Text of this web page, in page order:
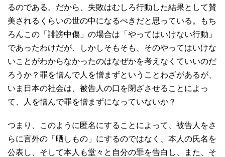
るのである。だから、失敗はむしろ行動した結果として賛
美されるくらいの世の中になるべきだと思っている。もち
ろんこの「誹謗中傷」の場合は「やってはいけない行動」
であったわけだが、しかしそもそも、そのやってはいけな
いことがわからなかったのはなぜかを考えなくていいのだ
ろうか？罪を憎んで人を憎まずということわざがあるが、
いま日本の社会は、被告人の口を閉ざさせることによっ
て、人を憎んで罪を憎まずになっていないか？
つまり、このように匿名にすることによって、被告人をさ
らに言外の「晒しもの」にするのではなく、本人の氏名を
公表し、そして本人も堂々と自分の罪を告白し、また、そ